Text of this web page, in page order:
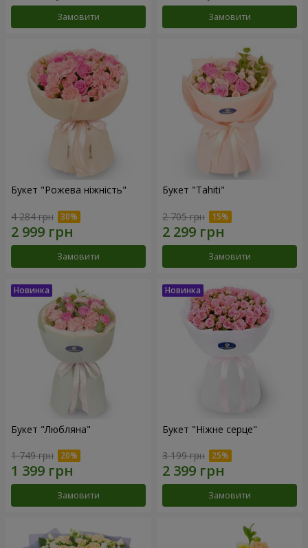
Замовити Замовити
Букет "Рожева ніжність"
4 284 грн
Замовити
Букет "Tahiti"
2 705 грн
Замовити
Букет "Любляна"
1 749 грн
Замовити
Букет "Ніжне серце"
3 199 грн
Замовити